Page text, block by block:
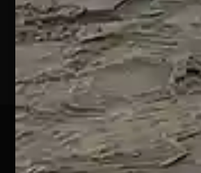
Marina
(TE)
P.Iva
01828920676
Pagamenti Sicuri